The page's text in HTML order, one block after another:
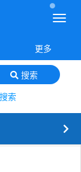
菜
更多
搜索
索